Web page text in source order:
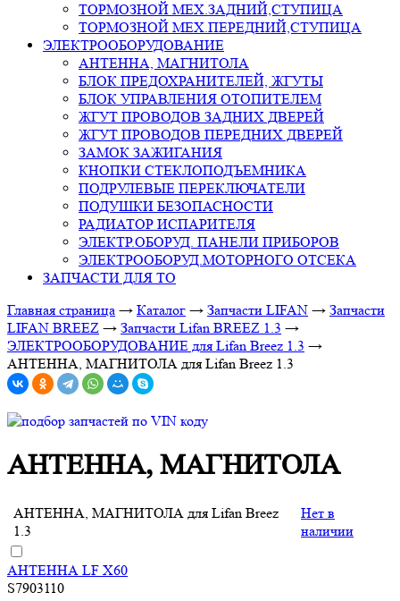
ТОРМОЗНОЙ МЕХ.ЗАДНИЙ,СТУПИЦА
ТОРМОЗНОЙ МЕХ.ПЕРЕДНИЙ,СТУПИЦА
ЭЛЕКТРООБОРУДОВАНИЕ
АНТЕННА, МАГНИТОЛА
БЛОК ПРЕДОХРАНИТЕЛЕЙ, ЖГУТЫ
БЛОК УПРАВЛЕНИЯ ОТОПИТЕЛЕМ
ЖГУТ ПРОВОДОВ ЗАДНИХ ДВЕРЕЙ
ЖГУТ ПРОВОДОВ ПЕРЕДНИХ ДВЕРЕЙ
ЗАМОК ЗАЖИГАНИЯ
КНОПКИ СТЕКЛОПОДЪЕМНИКА
ПОДРУЛЕВЫЕ ПЕРЕКЛЮЧАТЕЛИ
ПОДУШКИ БЕЗОПАСНОСТИ
РАДИАТОР ИСПАРИТЕЛЯ
ЭЛЕКТР.ОБОРУД. ПАНЕЛИ ПРИБОРОВ
ЭЛЕКТРООБОРУД.МОТОРНОГО ОТСЕКА
ЗАПЧАСТИ ДЛЯ ТО
Главная страница → Каталог → Запчасти LIFAN → Запчасти
LIFAN BREEZ → Запчасти Lifan BREEZ 1.3 →
ЭЛЕКТРООБОРУДОВАНИЕ для Lifan Breez 1.3 →
АНТЕННА, МАГНИТОЛА для Lifan Breez 1.3
АНТЕННА, МАГНИТОЛА
АНТЕННА, МАГНИТОЛА для Lifan Breez
1.3
Нет в
наличии
АНТЕННА LF X60
S7903110